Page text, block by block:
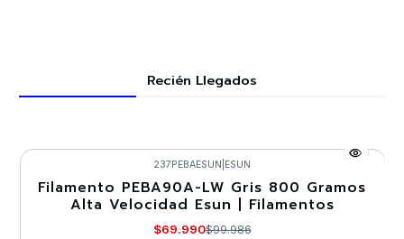
Recién Llegados
-30%
237PEBAESUN ESUN
Filamento PEBA90A-LW Gris 800 Gramos
Alta Velocidad Esun | Filamentos
$69.990$99.986